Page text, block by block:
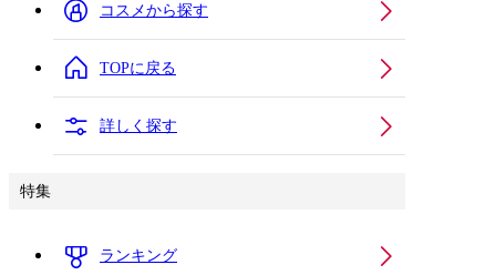
コスメから探す
TOPに戻る
詳しく探す
特集
ランキング